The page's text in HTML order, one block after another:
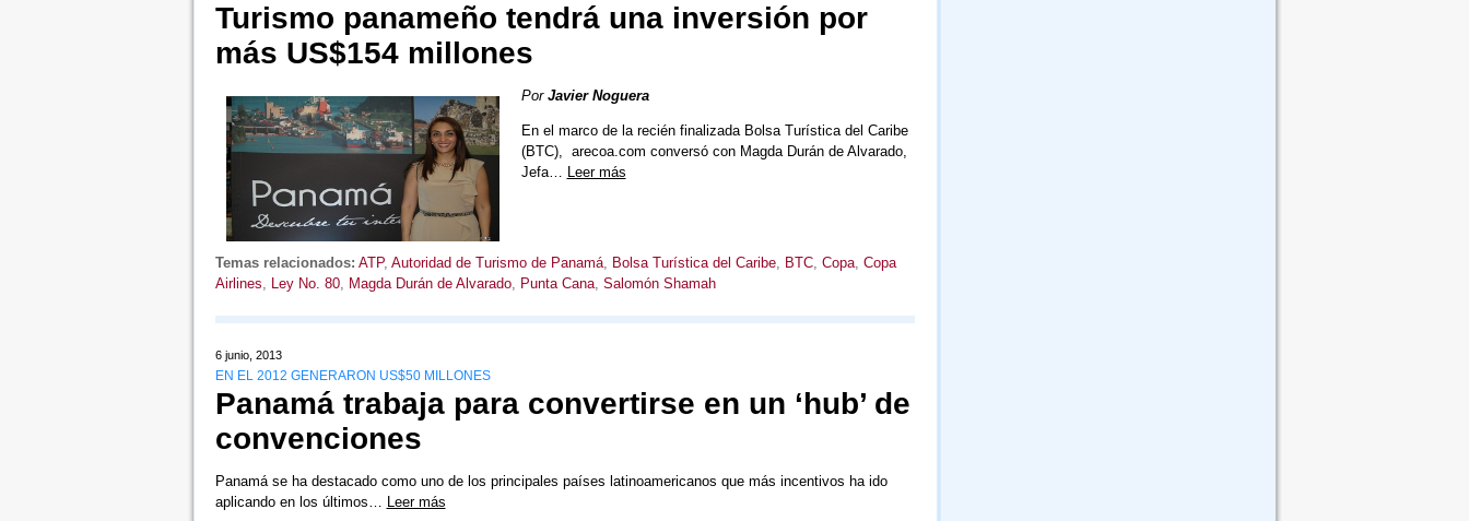
Turismo panameño tendrá una inversión por
más US$154 millones
Por Javier Noguera
En el marco de la recién finalizada Bolsa Turística del Caribe
(BTC), arecoa.com conversó con Magda Durán de Alvarado,
Jefa… Leer más
Temas relacionados: ATP, Autoridad de Turismo de Panamá, Bolsa Turística del Caribe, BTC, Copa, Copa
Airlines, Ley No. 80, Magda Durán de Alvarado, Punta Cana, Salomón Shamah
6 junio, 2013
EN EL 2012 GENERARON US$50 MILLONES
Panamá trabaja para convertirse en un ‘hub’ de
convenciones
Panamá se ha destacado como uno de los principales países latinoamericanos que más incentivos ha ido
aplicando en los últimos… Leer más